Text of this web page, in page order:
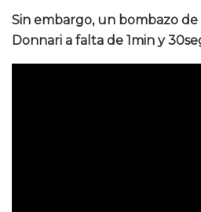
Sin embargo, un bombazo
Donnari a falta de 1min y